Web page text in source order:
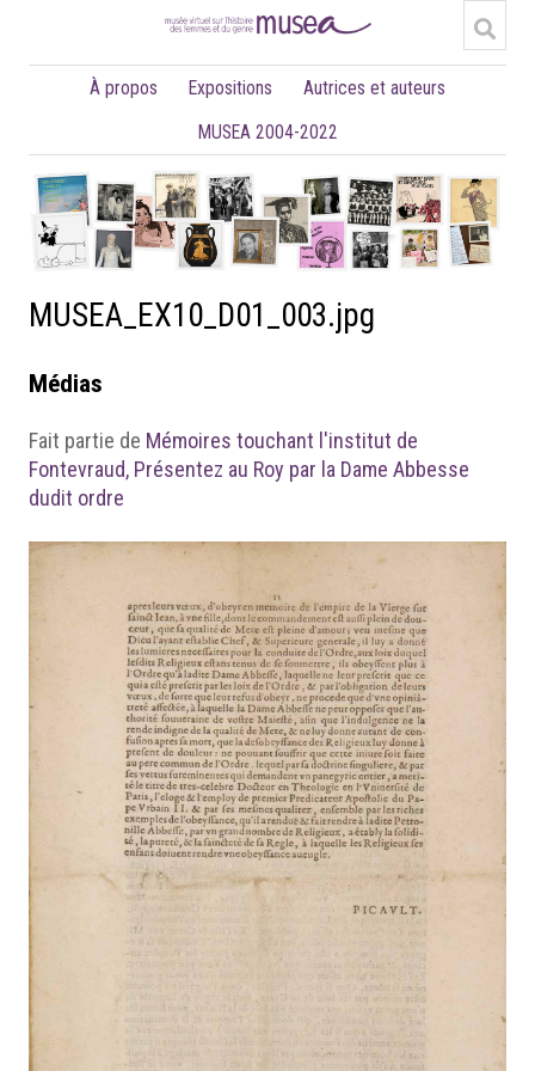
À propos Expositions
Autrices et auteurs
MUSEA 2004-2022
MUSEA_EX10_D01_003.jpg
Médias
Fait partie de Mémoires touchant l'institut de
Fontevraud, Présentez au Roy par la Dame Abbesse
dudit ordre